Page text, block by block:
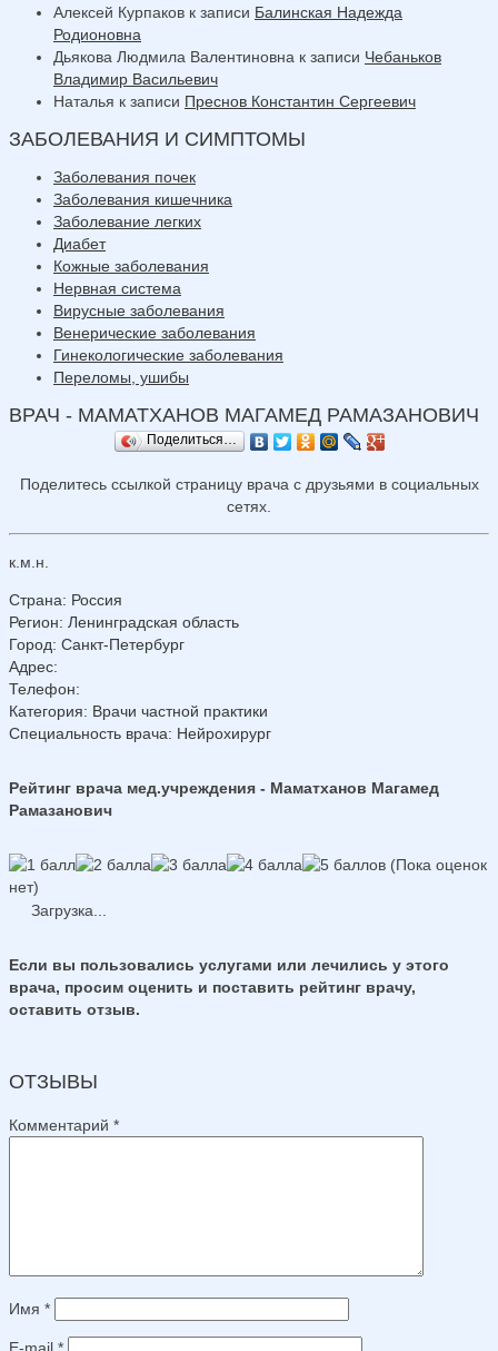
Алексей Курпаков к записи Балинская Надежда
Родионовна
Дьякова Людмила Валентиновна к записи Чебаньков
Владимир Васильевич
Наталья к записи Преснов Константин Сергеевич
ЗАБОЛЕВАНИЯ И СИМПТОМЫ
Заболевания почек
Заболевания кишечника
Заболевание легких
Диабет
Кожные заболевания
Нервная система
Вирусные заболевания
Венерические заболевания
Гинекологические заболевания
Переломы, ушибы
ВРАЧ - МАМАТХАНОВ МАГАМЕД РАМАЗАНОВИЧ
Поделиться…
Поделитесь ссылкой страницу врача с друзьями в социальных
сетях.
к.м.н.
Страна: Россия
Регион: Ленинградская область
Город: Санкт-Петербург
Адрес:
Телефон:
Категория: Врачи частной практики
Специальность врача: Нейрохирург
Рейтинг врача мед.учреждения - Маматханов Магамед
Рамазанович
(Пока оценок
нет)
Загрузка...
Если вы пользовались услугами или лечились у этого
врача, просим оценить и поставить рейтинг врачу,
оставить отзыв.
ОТЗЫВЫ
Комментарий *
Имя *